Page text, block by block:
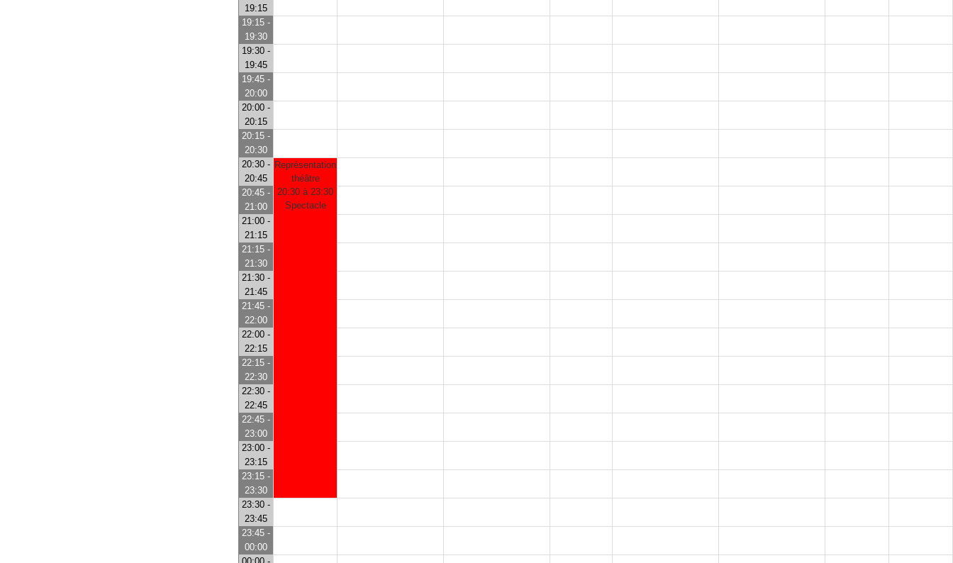
19:15
19:15 -
19:30
19:30 -
19:45
19:45 -
20:00
20:00 -
20:15
20:15 -
20:30
20:30 -
20:45
Représentation
théâtre
20:30 à 23:30
Spectacle
20:45 -
21:00
21:00 -
21:15
21:15 -
21:30
21:30 -
21:45
21:45 -
22:00
22:00 -
22:15
22:15 -
22:30
22:30 -
22:45
22:45 -
23:00
23:00 -
23:15
23:15 -
23:30
23:30 -
23:45
23:45 -
00:00